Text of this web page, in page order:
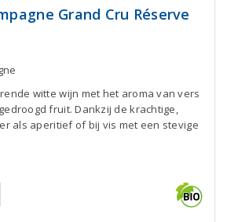
Grand Cru Réserve
witte wijn met het aroma van vers
fruit. Dankzij de krachtige,
als aperitief of bij vis met een stevige